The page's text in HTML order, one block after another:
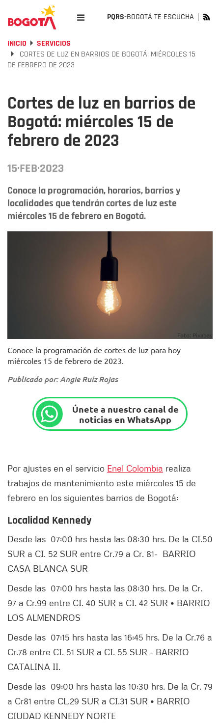
PQRS-BOGOTÁ TE ESCUCHA
INICIO
SERVICIOS
CORTES DE LUZ EN BARRIOS DE BOGOTÁ: MIÉRCOLES 15
DE FEBRERO DE 2023
Cortes de luz en barrios de
Bogotá: miércoles 15 de
febrero de 2023
15·FEB·2023
Conoce la programación, horarios, barrios y
localidades que tendrán cortes de luz este
miércoles 15 de febrero en Bogotá.
Foto: Pixabay
Conoce la programación de cortes de luz para hoy
miércoles 15 de febrero de 2023.
Publicado por: Angie Ruíz Rojas
Únete a nuestro canal de
noticias en WhatsApp
Por ajustes en el servicio Enel Colombia realiza
trabajos de mantenimiento este miércoles 15 de
febrero en los siguientes barrios de Bogotá:
Localidad Kennedy
Desde las 07:00 hrs hasta las 08:30 hrs. De la CI.50
SUR a CI. 52 SUR entre Cr.79 a Cr. 81- BARRIO
CASA BLANCA SUR
Desde las 07:00 hrs hasta las 08:30 hrs. De la Cr.
97 a Cr.99 entre CI. 40 SUR a CI. 42 SUR • BARRIO
LOS ALMENDROS
Desde las 07:15 hrs hasta las 16:45 hrs. De la Cr.76 a
Cr.78 entre CI. 51 SUR a CI. 55 SUR - BARRIO
CATALINA II.
Desde las 09:00 hrs hasta las 10:30 hrs. De la Cr. 79
a Cr81 entre CL.29 SUR a CI.31 SUR • BARRIO
CIUDAD KENNEDY NORTE